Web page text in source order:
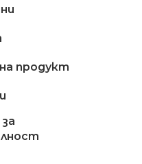
продукт